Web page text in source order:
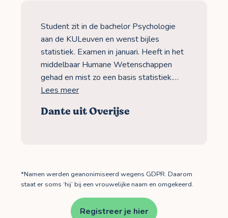
Student zit in de bachelor Psychologie
aan de KULeuven en wenst bijles
statistiek. Examen in januari. Heeft in het
middelbaar Humane Wetenschappen
gehad en mist zo een basis statistiek.…
Lees meer
Dante uit Overijse
*Namen werden geanonimiseerd wegens GDPR. Daarom
staat er soms ‘hij’ bij een vrouwelijke naam en omgekeerd.
Registreer je hier